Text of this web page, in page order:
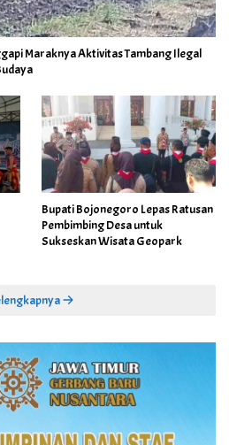
Maraknya Aktivitas Tambang Ilegal
Bupati Bojonegoro Lepas Ratusan
Pembimbing Desa untuk
Sukseskan Wisata Geopark